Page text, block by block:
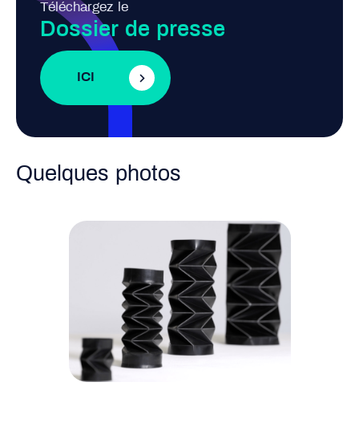
Téléchargez le
Dossier de presse
ICI
Quelques photos